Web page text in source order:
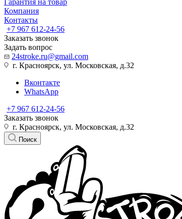
Гарантия на товар
Компания
Контакты
+7 967 612-24-56
Заказать звонок
Задать вопрос
24stroke.ru@gmail.com
г. Красноярск, ул. Московская, д.32
Вконтакте
WhatsApp
+7 967 612-24-56
Заказать звонок
г. Красноярск, ул. Московская, д.32
Поиск